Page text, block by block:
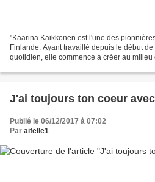
"Kaarina Kaikkonen est l'une des
Finlande. Ayant travaillé depuis le début
quotidien, elle commence à créer au
J'ai toujours ton coeur
Publié le 06/12/2017 à 07:02
Par aifelle1